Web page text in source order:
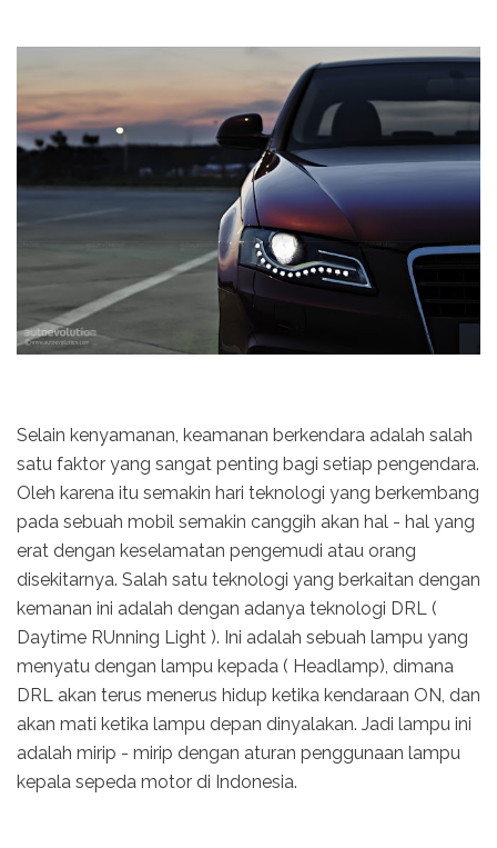
Selain kenyamanan, keamanan berkendara adalah salah
satu faktor yang sangat penting bagi setiap pengendara.
Oleh karena itu semakin hari teknologi yang berkembang
pada sebuah mobil semakin canggih akan hal - hal yang
erat dengan keselamatan pengemudi atau orang
disekitarnya. Salah satu teknologi yang berkaitan dengan
kemanan ini adalah dengan adanya teknologi DRL (
Daytime RUnning Light ). Ini adalah sebuah lampu yang
menyatu dengan lampu kepada ( Headlamp), dimana
DRL akan terus menerus hidup ketika kendaraan ON, dan
akan mati ketika lampu depan dinyalakan. Jadi lampu ini
adalah mirip - mirip dengan aturan penggunaan lampu
kepala sepeda motor di Indonesia.